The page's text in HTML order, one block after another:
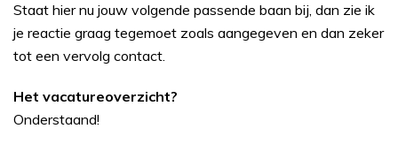
Staat hier nu jouw volgende passende baan bij, dan zie ik
je reactie graag tegemoet zoals aangegeven en dan zeker
tot een vervolg contact.
Het vacatureoverzicht?
Onderstaand!